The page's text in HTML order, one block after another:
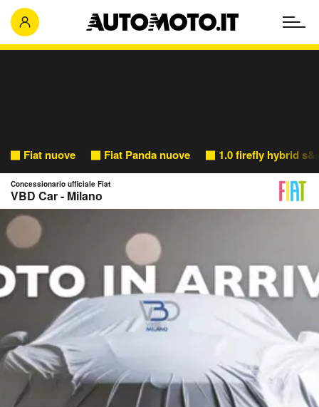
Fiat nuove Fiat Panda nuove 1.0 firefly hybrid
Concessionario ufficiale Fiat
VBD Car - Milano